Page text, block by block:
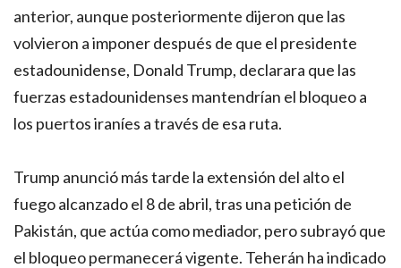
anterior, aunque posteriormente dijeron que las
volvieron a imponer después de que el presidente
estadounidense, Donald Trump, declarara que las
fuerzas estadounidenses mantendrían el bloqueo a
los puertos iraníes a través de esa ruta.
Trump anunció más tarde la extensión del alto el
fuego alcanzado el 8 de abril, tras una petición de
Pakistán, que actúa como mediador, pero subrayó que
el bloqueo permanecerá vigente. Teherán ha indicado